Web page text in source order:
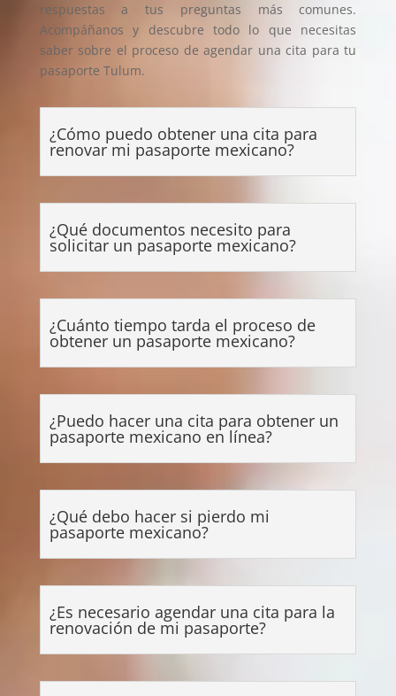
respuestas a tus preguntas más comunes.
Acompáñanos y descubre todo lo que necesitas
saber sobre el proceso de agendar una cita para tu
pasaporte Tulum.
¿Cómo puedo obtener una cita para
renovar mi pasaporte mexicano?
¿Qué documentos necesito para
solicitar un pasaporte mexicano?
¿Cuánto tiempo tarda el proceso de
obtener un pasaporte mexicano?
¿Puedo hacer una cita para obtener un
pasaporte mexicano en línea?
¿Qué debo hacer si pierdo mi
pasaporte mexicano?
¿Es necesario agendar una cita para la
renovación de mi pasaporte?